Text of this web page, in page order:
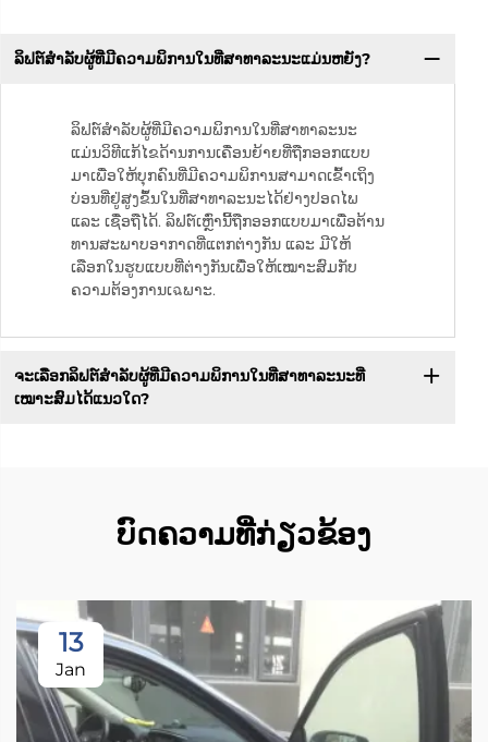
ລິຟຕ໌ສຳລັບຜູ້ທີ່ມີຄວາມພິການໃນທີ່ສາທາລະນະແມ່ນຫຍັງ?
ລິຟຕ໌ສຳລັບຜູ້ທີ່ມີຄວາມພິການໃນທີ່ສາທາລະນະ
ແມ່ນວິທີແກ້ໄຂດ້ານການເຄື່ອນຍ້າຍທີ່ຖືກອອກແບບ
ມາເພື່ອໃຫ້ບຸກຄົນທີ່ມີຄວາມພິການສາມາດເຂົ້າເຖິງ
ບ່ອນທີ່ຢູ່ສູງຂຶ້ນໃນທີ່ສາທາລະນະໄດ້ຢ່າງປອດໄພ
ແລະ ເຊື່ອຖືໄດ້. ລິຟຕ໌ເຫຼົ່ານີ້ຖືກອອກແບບມາເພື່ອຕ້ານ
ທານສະພາບອາກາດທີ່ແຕກຕ່າງກັນ ແລະ ມີໃຫ້
ເລືອກໃນຮູບແບບທີ່ຕ່າງກັນເພື່ອໃຫ້ເໝາະສົມກັບ
ຄວາມຕ້ອງການເฉພາະ.
ຈະເລືອກລິຟຕ໌ສຳລັບຜູ້ທີ່ມີຄວາມພິການໃນທີ່ສາທາລະນະທີ່
ເໝາະສົມໄດ້ແນວໃດ?
ບົດຄວາມທີ່ກ່ຽວຂ້ອງ
13
Jan